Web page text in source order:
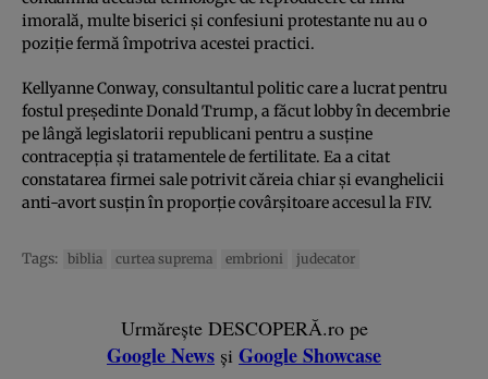
imorală, multe biserici și confesiuni protestante nu au o
poziție fermă împotriva acestei practici.
Kellyanne Conway, consultantul politic care a lucrat pentru
fostul președinte Donald Trump, a făcut lobby în decembrie
pe lângă legislatorii republicani pentru a susține
contracepția și tratamentele de fertilitate. Ea a citat
constatarea firmei sale potrivit căreia chiar și evanghelicii
anti-avort susțin în proporție covârșitoare accesul la FIV.
Tags: biblia curtea suprema embrioni judecator
Urmărește DESCOPERĂ.ro pe
Google News și Google Showcase